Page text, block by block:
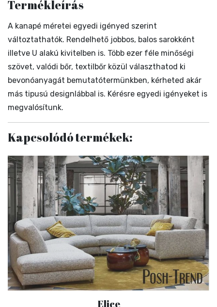
Termékleírás
A kanapé méretei egyedi igényed szerint
változtathatók. Rendelhető jobbos, balos sarokként
illetve U alakú kivitelben is. Több ezer féle minőségi
szövet, valódi bőr, textilbőr közül választhatod ki
bevonóanyagát bemutatótermünkben, kérheted akár
más tipusú designlábbal is. Kérésre egyedi igényeket is
megvalósítunk.
Kapcsolódó termékek:
Elice